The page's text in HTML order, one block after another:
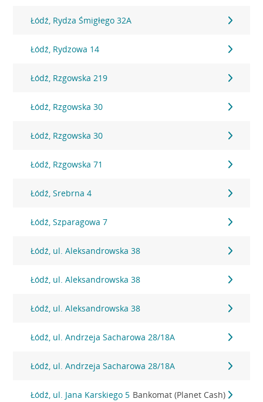
Łódź, Rydza Śmigłego 32A
Łódź, Rydzowa 14
Łódź, Rzgowska 219
Łódź, Rzgowska 30
Łódź, Rzgowska 30
Łódź, Rzgowska 71
Łódź, Srebrna 4
Łódź, Szparagowa 7
Łódź, ul. Aleksandrowska 38
Łódź, ul. Aleksandrowska 38
Łódź, ul. Aleksandrowska 38
Łódź, ul. Andrzeja Sacharowa 28/18A
Łódź, ul. Andrzeja Sacharowa 28/18A
Łódź, ul. Jana Karskiego 5 Bankomat (Planet Cash)